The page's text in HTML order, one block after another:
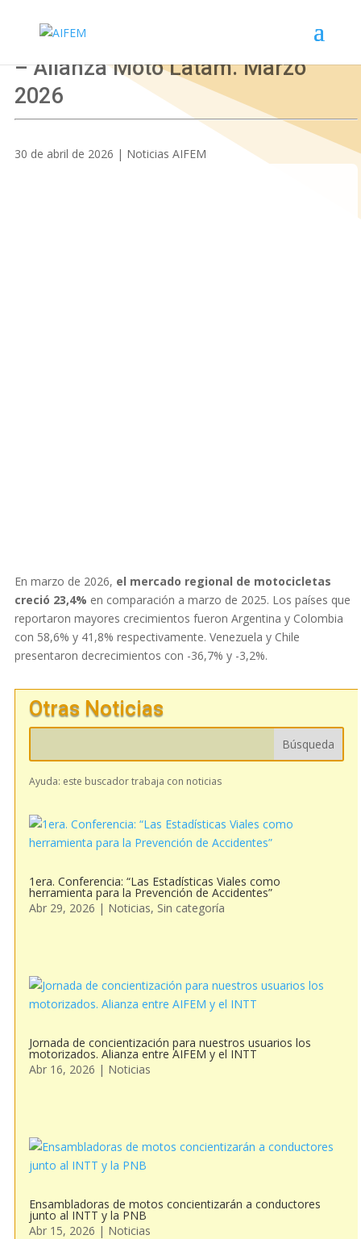
Mercado Regional de Motocicletas
– Alianza Moto Latam. Marzo
2026
30 de abril de 2026 | Noticias AIFEM
En marzo de 2026, el mercado regional de motocicletas
creció 23,4% en comparación a marzo de 2025. Los países que
reportaron mayores crecimientos fueron Argentina y Colombia
con 58,6% y 41,8% respectivamente. Venezuela y Chile
presentaron decrecimientos con -36,7% y -3,2%.
Otras Noticias
Ayuda: este buscador trabaja con noticias
1era. Conferencia: “Las Estadísticas Viales como
herramienta para la Prevención de Accidentes”
Abr 29, 2026 | Noticias, Sin categoría
Jornada de concientización para nuestros usuarios los
motorizados. Alianza entre AIFEM y el INTT
Abr 16, 2026 | Noticias
Ensambladoras de motos concientizarán a conductores
junto al INTT y la PNB
Abr 15, 2026 | Noticias